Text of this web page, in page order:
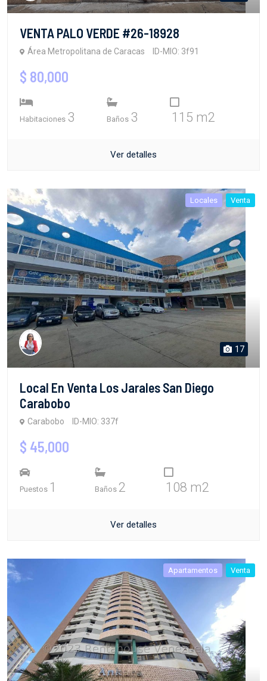
VENTA PALO VERDE #26-18928
Área Metropolitana de Caracas ID-MIO: 3f91
$ 80,000
Habitaciones 3 Baños 3 115 m2
Ver detalles
Locales Venta
17
Local En Venta Los Jarales San Diego
Carabobo
Carabobo ID-MIO: 337f
$ 45,000
Puestos 1 Baños 2 108 m2
Ver detalles
Apartamentos Venta